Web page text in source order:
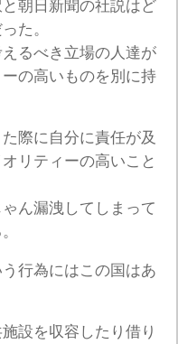
朝日新聞の社説はど
た。
るべき立場の人達が
の高いものを別に持
際に自分に責任が及
リティーの高いこと
ん漏洩してしまって
行為にはこの国はあ
設を収容したり借り